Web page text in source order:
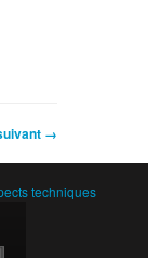
→
techniques